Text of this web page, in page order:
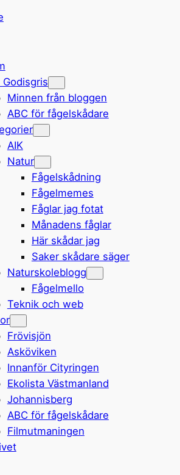
Godisgris
Minnen från bloggen
ABC för fågelskådare
AIK
Natur
Fågelskådning
Fågelmemes
Fåglar jag fotat
Månadens fåglar
Här skådar jag
Saker skådare säger
Naturskoleblogg
Fågelmello
Teknik och web
Frövisjön
Asköviken
Innanför Cityringen
Ekolista Västmanland
Johannisberg
ABC för fågelskådare
Filmutmaningen